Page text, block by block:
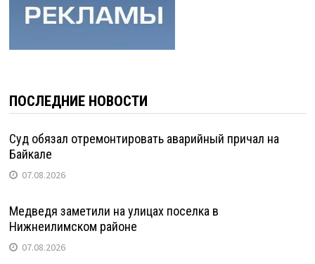
ПОСЛЕДНИЕ НОВОСТИ
Суд обязал отремонтировать аварийный причал на
Байкале
07.08.2026
Медведя заметили на улицах поселка в
Нижнеилимском районе
07.08.2026